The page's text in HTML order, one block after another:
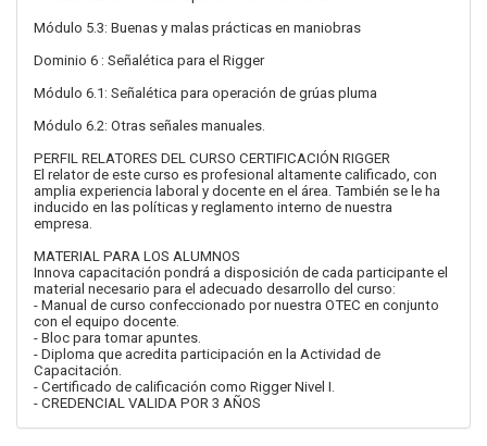
Módulo 5.3: Buenas y malas prácticas en maniobras
Dominio 6 : Señalética para el Rigger
Módulo 6.1: Señalética para operación de grúas pluma
Módulo 6.2: Otras señales manuales.
PERFIL RELATORES DEL CURSO CERTIFICACIÓN RIGGER
El relator de este curso es profesional altamente calificado, con
amplia experiencia laboral y docente en el área. También se le ha
inducido en las políticas y reglamento interno de nuestra
empresa.
MATERIAL PARA LOS ALUMNOS
Innova capacitación pondrá a disposición de cada participante el
material necesario para el adecuado desarrollo del curso:
- Manual de curso confeccionado por nuestra OTEC en conjunto
con el equipo docente.
- Bloc para tomar apuntes.
- Diploma que acredita participación en la Actividad de
Capacitación.
- Certificado de calificación como Rigger Nivel I.
- CREDENCIAL VALIDA POR 3 AÑOS